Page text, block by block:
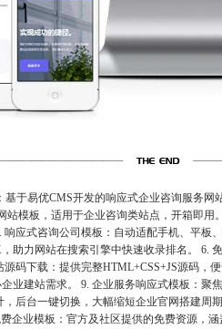
基于易优CMS开发的响应式企业咨询服务
站模板，适用于企业咨询类站点，开箱即
应式咨询公司模板：自动适配手机、平板
助力网站在搜索引擎中快速收录排名。 6.
码下载：提供完整HTML+CSS+JS源码，
业建站需求。 9. 企业服务响应式模板：聚
，后台一键切换，大幅缩短企业官网搭建周
企业模板：官方及社区提供的免费资源，